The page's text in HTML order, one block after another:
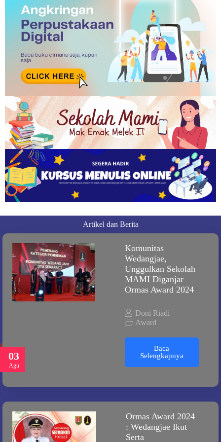
Artikel dan Berita
03
Agu
Komunitas
Wedangjae,
Unggulkan Sekolah
MAMI Diganjar
Ormas Award 2024
Doni Riadi
Award
Baca
Selengkapnya
Ormas Award 2024
: Wedangjae Ikut
Serta